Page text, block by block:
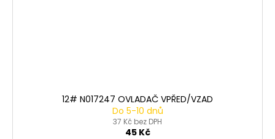
12# N017247 OVLADAČ VPŘED/VZAD
Do 5-10 dnů
37 Kč bez DPH
45 Kč